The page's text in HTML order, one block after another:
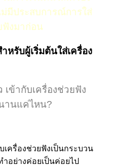
มีประสบการณ์การใส่
ฟังมาก่อน
หรับผู้เริ่มต้นใส่เครื่อง
เข้ากับเครื่องช่วยฟัง
านแค่ไหน?
รื่องช่วยฟังเป็นกระบวน
อย่างค่อยเป็นค่อยไป